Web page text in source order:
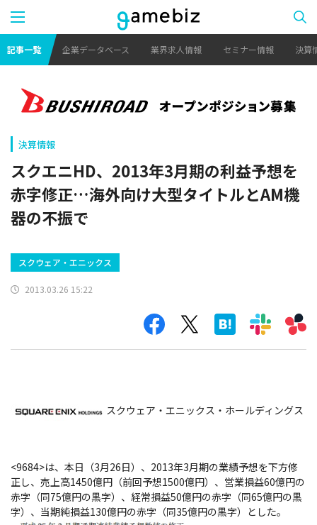
記事一覧 企業データベース 業界求人情報 セミナー情報 決算
決算情報
スクエニHD、2013年3月期の利益予想を
赤字修正…海外向け大型タイトルとAM機
器の不振で
スクウェア・エニックス
2013.03.26 15:22
スクウェア・エニックス・ホールディングス
<9684>は、本日（3月26日）、2013年3月期の業績予想を下方修
正し、売上高1450億円（前回予想1500億円）、営業損益60億円の
赤字（同75億円の黒字）、経常損益50億円の赤字（同65億円の黒
字）、当期純損益130億円の赤字（同35億円の黒字）とした。